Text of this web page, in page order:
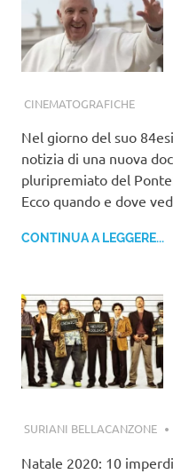
CINEMATOGRAFICHE
Nel giorno del suo
notizia di una nuova
pluripremiato del
Ecco quando e dove
CONTINUA A LEGGERE...
SURIANI BELLACANZONE
Natale 2020: 10